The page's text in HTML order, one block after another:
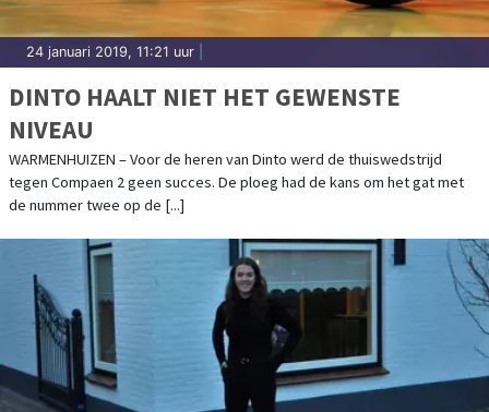
24 januari 2019, 11:21 uur
DINTO HAALT NIET HET GEWENSTE
NIVEAU
WARMENHUIZEN – Voor de heren van Dinto werd de thuiswedstrijd
tegen Compaen 2 geen succes. De ploeg had de kans om het gat met
de nummer twee op de [...]